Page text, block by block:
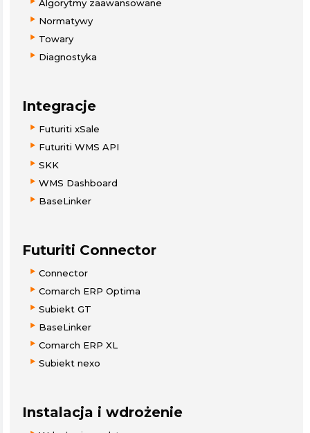
Algorytmy zaawansowane
Normatywy
Towary
Diagnostyka
Integracje
Futuriti xSale
Futuriti WMS API
SKK
WMS Dashboard
BaseLinker
Futuriti Connector
Connector
Comarch ERP Optima
Subiekt GT
BaseLinker
Comarch ERP XL
Subiekt nexo
Instalacja i wdrożenie